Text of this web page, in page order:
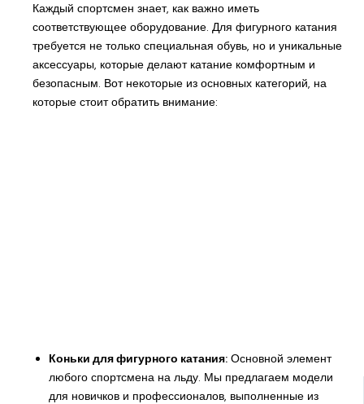
Каждый спортсмен знает, как важно иметь
соответствующее оборудование. Для фигурного катания
требуется не только специальная обувь, но и уникальные
аксессуары, которые делают катание комфортным и
безопасным. Вот некоторые из основных категорий, на
которые стоит обратить внимание:
Коньки для фигурного катания:Основной элемент
любого спортсмена на льду. Мы предлагаем модели
для новичков и профессионалов, выполненные из